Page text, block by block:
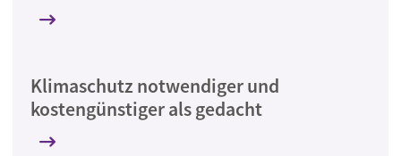
Klimaschutz notwendiger und
kostengünstiger als gedacht